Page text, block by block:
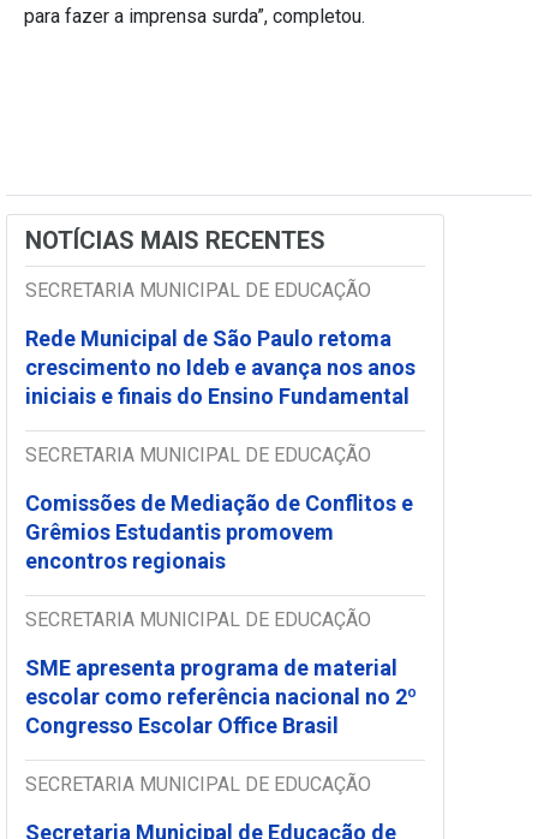
para fazer a imprensa surda”, completou.
NOTÍCIAS MAIS RECENTES
SECRETARIA MUNICIPAL DE EDUCAÇÃO
Rede Municipal de São Paulo retoma
crescimento no Ideb e avança nos anos
iniciais e finais do Ensino Fundamental
SECRETARIA MUNICIPAL DE EDUCAÇÃO
Comissões de Mediação de Conflitos e
Grêmios Estudantis promovem
encontros regionais
SECRETARIA MUNICIPAL DE EDUCAÇÃO
SME apresenta programa de material
escolar como referência nacional no 2º
Congresso Escolar Office Brasil
SECRETARIA MUNICIPAL DE EDUCAÇÃO
Secretaria Municipal de Educação de